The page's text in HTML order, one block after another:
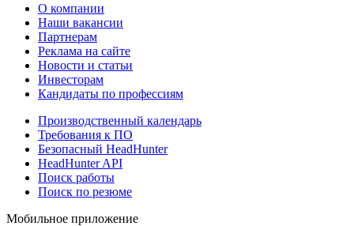
О компании
Наши вакансии
Партнерам
Реклама на сайте
Новости и статьи
Инвесторам
Кандидаты по профессиям
Производственный календарь
Требования к ПО
Безопасный HeadHunter
HeadHunter API
Поиск работы
Поиск по резюме
Мобильное приложение